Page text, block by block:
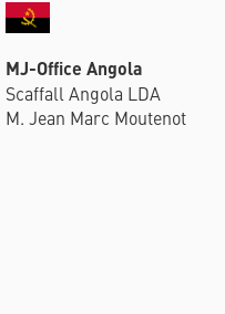
MJ-Office Angola
Scaffall Angola LDA
M. Jean Marc Moutenot